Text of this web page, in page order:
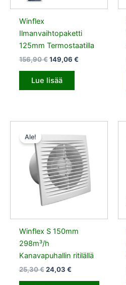
Winflex
Ilmanvaihtopaketti
125mm Termostaatilla
156,90€ 149,06 €
Lue lisää
Ale!
Winflex S 150mm
298m³/h
Kanavapuhallin ritilällä
25,30€
oli:
25,30 €.
24,03 €
on:
24,03 €.